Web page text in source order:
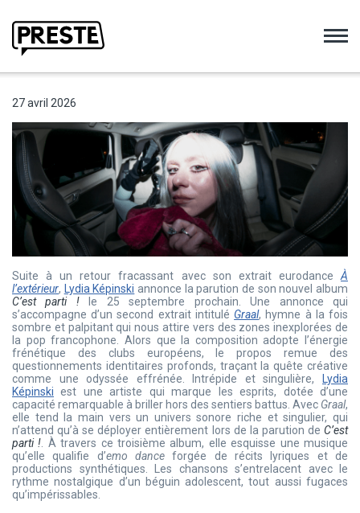
27 avril 2026
Suite à un retour fracassant avec son extrait eurodance À
l’extérieur, Lydia Képinski annonce la parution de son nouvel album
C’est parti !le 25 septembre prochain. Une annonce qui
s’accompagne d’un second extrait intitulé Graal, hymne à la fois
sombre et palpitant qui nous attire vers des zones inexplorées de
la pop francophone. Alors que la composition adopte l’énergie
frénétique des clubs européens, le propos remue des
questionnements identitaires profonds, traçant la quête créative
comme une odyssée effrénée. Intrépide et singulière,
Lydia
Képinski est une artiste qui marque les esprits, dotée d’une
capacité remarquable à briller hors des sentiers battus. Avec Graal,
elle tend la main vers un univers sonore riche et singulier, qui
n’attend qu’à se déployer entièrement lors de la parution de C’est
parti ! . À travers ce troisième album, elle esquisse une musique
qu’elle qualifie d’emo dance forgée de récits lyriques et de
productions synthétiques. Les chansons s’entrelacent avec le
rythme nostalgique d’un béguin adolescent, tout aussi fugaces
qu’impérissables.